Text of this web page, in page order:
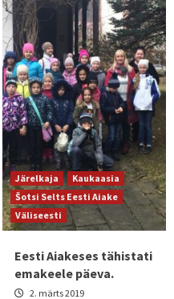
Järelkaja
Kaukaasia
Šotsi Selts Eesti Aiake
Väliseesti
Eesti Aiakeses tähistati
emakeele päeva.
2. märts 2019